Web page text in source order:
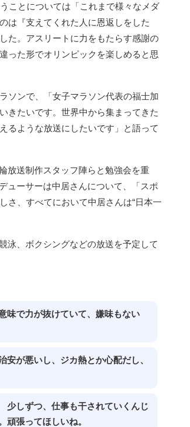
ことについては「これまで様々なメダ
は『支えてくれた人に恩返しをした
た。アスリートに力をもたらす感謝の
った形でオリンピックを楽しめると思
ソンで、「女子マラソン代表の福士加
きたいです。世界中から集まってきた
るような放送にしたいです」と語って
放送制作スタッフ陣らと勉強会を重
ューサーは中居さんについて、「スポ
さ、すべてにおいて中居さんは“日本一
泳、ボクシングなどの放送を予定して
味で力が抜けていて、嫌味もない
が悪いし、ジカ熱とか心配だし、
しずつ、仕事も干されていくんじ
頑張ってほしいね。